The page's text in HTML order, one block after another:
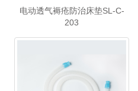
电动透气褥疮防治床垫SL-C-
203